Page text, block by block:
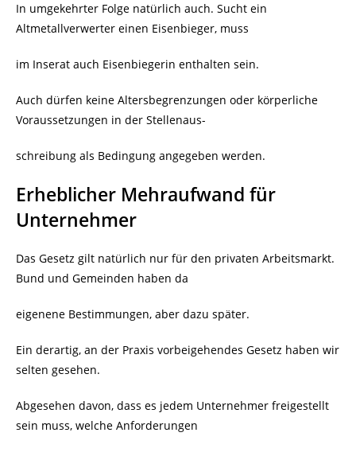
In umgekehrter Folge natürlich auch. Sucht ein
Altmetallverwerter einen Eisenbieger, muss
im Inserat auch Eisenbiegerin enthalten sein.
Auch dürfen keine Altersbegrenzungen oder körperliche
Voraussetzungen in der Stellenaus-
schreibung als Bedingung angegeben werden.
Erheblicher Mehraufwand für
Unternehmer
Das Gesetz gilt natürlich nur für den privaten Arbeitsmarkt.
Bund und Gemeinden haben da
eigenene Bestimmungen, aber dazu später.
Ein derartig, an der Praxis vorbeigehendes Gesetz haben wir
selten gesehen.
Abgesehen davon, dass es jedem Unternehmer freigestellt
sein muss, welche Anforderungen